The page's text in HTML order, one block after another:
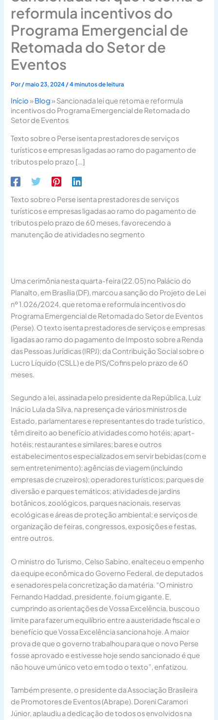
reformula incentivos do
Programa Emergencial de
Retomada do Setor de
Eventos
Por/maio 23, 2024 /4 minutos de leitura
Início» Blog» Sancionada lei que retoma e reformula
incentivos do Programa Emergencial de Retomada do
Setor de Eventos
Texto sobre o Perse isenta prestadores de serviços
turísticos e empresas ligadas ao ramo do pagamento de
tributos pelo prazo […]
Texto sobre o Perse isenta prestadores de serviços
turísticos e empresas ligadas ao ramo do pagamento de
tributos pelo prazo de 60 meses, favorecendo a
manutenção de atividades no segmento
Uma cerimônia nesta quarta-feira (22.05) no Palácio do
Planalto, em Brasília (DF), marcou a sanção do Projeto de Lei
nº 1.026/2024, que retoma e reformula incentivos do
Programa Emergencial de Retomada do Setor de Eventos
(Perse). O texto isenta prestadores de serviços e empresas
ligadas ao ramo do pagamento de Imposto sobre a Renda
das Pessoas Jurídicas (IRPJ); da Contribuição Social sobre o
Lucro Líquido (CSLL) e de PIS/Cofins pelo prazo de 60
meses.
Segundo a lei, assinada pelo presidente da República, Luiz
Inácio Lula da Silva, na presença de vários ministros de
Estado, parlamentares e representantes do trade turístico,
têm direito ao benefício atividades como hotéis; apart-
hotéis; restaurantes e similares; bares e outros
estabelecimentos especializados em servir bebidas (com e
sem entretenimento); agências de viagem (incluindo
empresas de cruzeiros); operadores turísticos; parques de
diversão e parques temáticos; atividades de jardins
botânicos, zoológicos, parques nacionais, reservas
ecológicas e áreas de proteção ambiental; e serviços de
organização de feiras, congressos, exposições e festas,
entre outros.
O ministro do Turismo, Celso Sabino, enalteceu o empenho
da equipe econômica do Governo Federal, de deputados
e senadores pela concretização da matéria. “O ministro
Fernando Haddad, presidente, foi um gigante. E,
cumprindo as orientações de Vossa Excelência, buscou o
limite para fazer um equilíbrio entre a austeridade fiscal e o
benefício que Vossa Excelência sanciona hoje. A maior
prova de que o governo trabalhou para que o novo Perse
fosse aprovado e estivesse hoje sendo sancionado é que
não houve um único veto em todo o texto”, enfatizou.
Também presente, o presidente da Associação Brasileira
de Promotores de Eventos (Abrape). Doreni Caramori
Júnior, aplaudiu a dedicação de todos os envolvidos na